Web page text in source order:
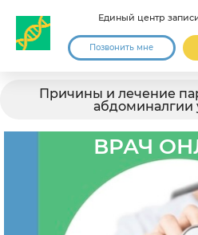
Единый центр
Позвонить мне
Причины и лечение
ВРАЧ